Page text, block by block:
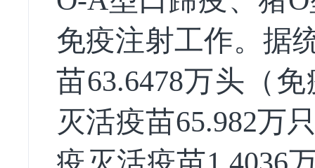
免疫注射工作。 据
苗63.6478万头（
灭活疫苗65.982万